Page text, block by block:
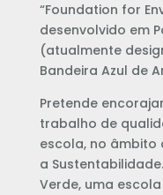
“Foundation for
desenvolvido em
(atualmente
Bandeira Azul de
Pretende
trabalho de
escola, no âmbito
a
Verde, uma